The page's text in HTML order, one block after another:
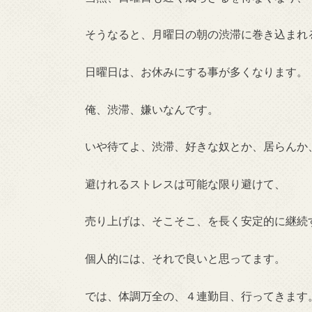
そうなると、月曜日の朝の渋滞に巻き込まれ
日曜日は、お休みにする事が多くなります。
俺、渋滞、嫌いなんです。
いや待てよ、渋滞、好きな奴とか、居らんか
避けれるストレスは可能な限り避けて、
売り上げは、そこそこ、を長く安定的に継続
個人的には、それで良いと思ってます。
では、体調万全の、４連勤目、行ってきま